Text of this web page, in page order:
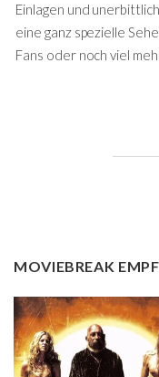
Einlagen und
eine ganz spezielle
Fans oder noch viel
MOVIEBREAK